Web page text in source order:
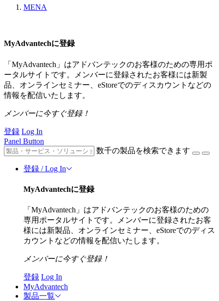
MENA
MyAdvantechに登録
「MyAdvantech」はアドバンテックのお客様のための専用ポ
ータルサイトです。メンバーに登録されたお客様には新製
品、オンラインセミナー、eStoreでのディスカウントなどの
情報を配信いたします。
メンバーに今すぐ登録！
登録 Log In
Panel Button
数千の製品を検索できます
登録 / Log In
MyAdvantechに登録
「MyAdvantech」はアドバンテックのお客様のための
専用ポータルサイトです。メンバーに登録されたお客
様には新製品、オンラインセミナー、eStoreでのディス
カウントなどの情報を配信いたします。
メンバーに今すぐ登録！
登録 Log In
MyAdvantech
製品一覧